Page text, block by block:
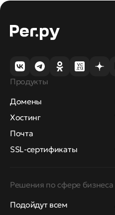
Продукты
Домены
Хостинг
Почта
SSL-сертификаты
Решения по сфере бизнеса
Подойдут всем